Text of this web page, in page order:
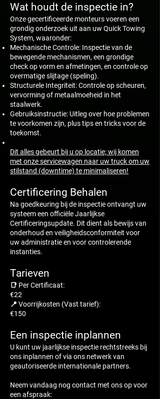
Wat houdt de inspectie in?
Onze gecertificeerde monteurs voeren een
grondig onderzoek uit aan uw Quick Towing
System, waaronder:
Mechanische Controle: Inspectie van de
bewegende mechanismen, een grondige
check op vorm en afmetingen, en controle op
overmatige slijtage (speling).
Structurele Integriteit: Controle op scheuren,
vervorming of metaalmoeheid in het
staalwerk.
Gebruiksinstructie: Uitleg over hoe problemen
te voorkomen zijn, plus tips en tricks voor de
toekomst.
Dit alles gebeurt bij u op locatie; wij komen
met onze servicewagen naar uw truck om uw
stilstand (downtime) te minimaliseren!
Certificering Behalen
Na goedkeuring bij de inspectie ontvangt uw
systeem een officiële Jaarlijkse
Certificeringsupdate. Dit dient als bewijs van
onderhoud en veiligheidsconformiteit voor
uw administratie en voor controlerende
instanties.
Tarieven
📑 Per Certificaat:
€22
📍 Voorrijkosten (Vast tarief):
€150
Een inspectie inplannen
U kunt uw jaarlijkse inspectie rechtstreeks bij
ons inplannen of via ons netwerk van
geautoriseerde internationale partners.
Neem vandaag nog contact met ons op voor
een afspraak: